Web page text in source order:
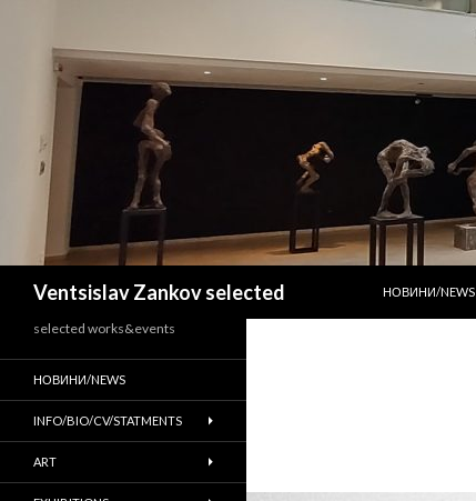
Ventsislav Zankov selected
НОВИНИ/NEWS
selected works&events
НОВИНИ/NEWS
INFO/BIO/CV/STATMENTS
ART